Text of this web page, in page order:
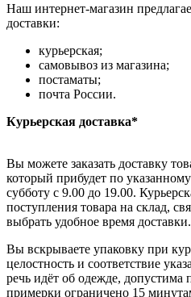
Наш интернет-магазин
доставки:
курьерская;
самовывоз из магазина;
постаматы;
почта России.
Курьерская доставка*
Вы можете заказать доставку
который прибудет по
субботу с 9.00 до 19.00.
поступления товара на склад,
выбрать удобное время
Вы вскрываете упаковку при
целостность и соответствие
речь идёт об одежде, допустима
примерки ограничено 15